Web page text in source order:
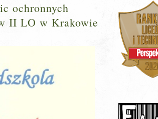
ochronnych
II LO w Krakowie